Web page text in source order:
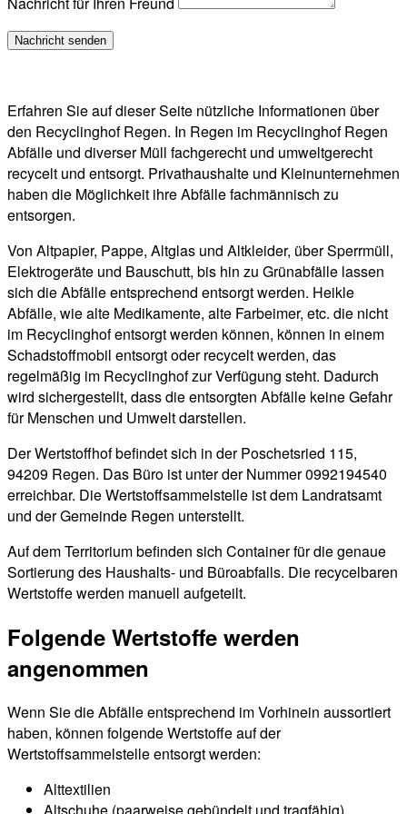
Erfahren Sie auf dieser Seite nützliche Informationen über
den Recyclinghof Regen. In Regen im Recyclinghof Regen
Abfälle und diverser Müll fachgerecht und umweltgerecht
recycelt und entsorgt. Privathaushalte und Kleinunternehmen
haben die Möglichkeit ihre Abfälle fachmännisch zu
entsorgen.
Von Altpapier, Pappe, Altglas und Altkleider, über Sperrmüll,
Elektrogeräte und Bauschutt, bis hin zu Grünabfälle lassen
sich die Abfälle entsprechend entsorgt werden. Heikle
Abfälle, wie alte Medikamente, alte Farbeimer, etc. die nicht
im Recyclinghof entsorgt werden können, können in einem
Schadstoffmobil entsorgt oder recycelt werden, das
regelmäßig im Recyclinghof zur Verfügung steht. Dadurch
wird sichergestellt, dass die entsorgten Abfälle keine Gefahr
für Menschen und Umwelt darstellen.
Der Wertstoffhof befindet sich in der Poschetsried 115,
94209 Regen. Das Büro ist unter der Nummer 0992194540
erreichbar. Die Wertstoffsammelstelle ist dem Landratsamt
und der Gemeinde Regen unterstellt.
Auf dem Territorium befinden sich Container für die genaue
Sortierung des Haushalts- und Büroabfalls. Die recycelbaren
Wertstoffe werden manuell aufgeteilt.
Folgende Wertstoffe werden
angenommen
Wenn Sie die Abfälle entsprechend im Vorhinein aussortiert
haben, können folgende Wertstoffe auf der
Wertstoffsammelstelle entsorgt werden:
Alttextilien
Altschuhe (paarweise gebündelt und tragfähig)